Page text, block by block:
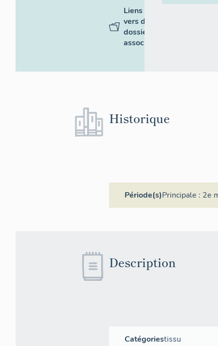
Liens
vers des
dossiers
associés
Historique
Période(s)Principale : 2e
Description
Catégoriestissu